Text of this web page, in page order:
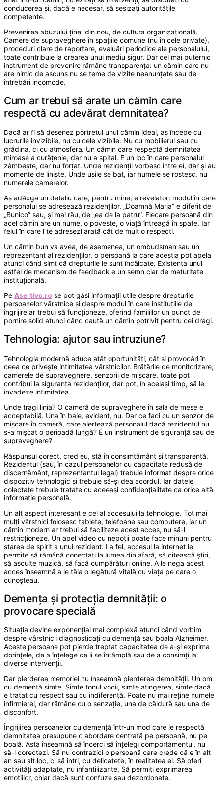
conducerea și, dacă e necesar, să sesizați autoritățile
competente.
Prevenirea abuzului ține, din nou, de cultura organizațională.
Camere de supraveghere în spațiile comune (nu în cele private),
proceduri clare de raportare, evaluări periodice ale personalului,
toate contribuie la crearea unui mediu sigur. Dar cel mai puternic
instrument de prevenire rămâne transparența: un cămin care nu
are nimic de ascuns nu se teme de vizite neanunțate sau de
întrebări incomode.
Cum ar trebui să arate un cămin care
respectă cu adevărat demnitatea?
Dacă ar fi să desenez portretul unui cămin ideal, aș începe cu
lucrurile invizibile, nu cu cele vizibile. Nu cu mobilierul sau cu
grădina, ci cu atmosfera. Un cămin care respectă demnitatea
miroase a curățenie, dar nu a spital. E un loc în care personalul
zâmbește, dar nu forțat. Unde rezidenții vorbesc între ei, dar și au
momente de liniște. Unde ușile se bat, iar numele se rostesc, nu
numerele camerelor.
Aș adăuga un detaliu care, pentru mine, e revelator: modul în care
personalul se adresează rezidenților. „Doamnă Maria” e diferit de
„Bunico” sau, și mai rău, de „ea de la patru”. Fiecare persoană din
acel cămin are un nume, o poveste, o viață întreagă în spate. Iar
felul în care i te adresezi arată cât de mult o respecti.
Un cămin bun va avea, de asemenea, un ombudsman sau un
reprezentant al rezidenților, o persoană la care aceștia pot apela
atunci când simt că drepturile le sunt încălcate. Existența unui
astfel de mecanism de feedback e un semn clar de maturitate
instituțională.
Pe Asertivo.ro se pot găsi informații utile despre drepturile
persoanelor vârstnice și despre modul în care instituțiile de
îngrijire ar trebui să funcționeze, oferind familiilor un punct de
pornire solid atunci când caută un cămin potrivit pentru cei dragi.
Tehnologia: ajutor sau intruziune?
Tehnologia modernă aduce atât oportunități, cât și provocări în
ceea ce privește intimitatea vârstnicilor. Brățările de monitorizare,
camerele de supraveghere, senzorii de mișcare, toate pot
contribui la siguranța rezidenților, dar pot, în același timp, să le
invadeze intimitatea.
Unde tragi linia? O cameră de supraveghere în sala de mese e
acceptabilă. Una în baie, evident, nu. Dar ce faci cu un senzor de
mișcare în cameră, care alertează personalul dacă rezidentul nu
s-a mișcat o perioadă lungă? E un instrument de siguranță sau de
supraveghere?
Răspunsul corect, cred eu, stă în consimțământ și transparență.
Rezidentul (sau, în cazul persoanelor cu capacitate redusă de
discernământ, reprezentantul legal) trebuie informat despre orice
dispozitiv tehnologic și trebuie să-și dea acordul. Iar datele
colectate trebuie tratate cu aceeași confidențialitate ca orice altă
informație personală.
Un alt aspect interesant e cel al accesului la tehnologie. Tot mai
mulți vârstnici folosesc tablete, telefoane sau computere, iar un
cămin modern ar trebui să faciliteze acest acces, nu să-l
restricționeze. Un apel video cu nepoții poate face minuni pentru
starea de spirit a unui rezident. La fel, accesul la internet le
permite să rămână conectați la lumea din afară, să citească știri,
să asculte muzică, să facă cumpărături online. A le nega acest
acces înseamnă a le tăia o legătură vitală cu viața pe care o
cunoșteau.
Demența și protecția demnității: o
provocare specială
Situația devine exponențial mai complexă atunci când vorbim
despre vârstnicii diagnosticați cu demență sau boala Alzheimer.
Aceste persoane pot pierde treptat capacitatea de a-și exprima
dorințele, de a înțelege ce li se întâmplă sau de a consimți la
diverse intervenții.
Dar pierderea memoriei nu înseamnă pierderea demnității. Un om
cu demență simte. Simte tonul vocii, simte atingerea, simte dacă
e tratat cu respect sau cu indiferență. Poate nu mai reține numele
infirmierei, dar rămâne cu o senzație, una de căldură sau una de
disconfort.
Îngrijirea persoanelor cu demență într-un mod care le respectă
demnitatea presupune o abordare centrată pe persoană, nu pe
boală. Asta înseamnă să încerci să înțelegi comportamentul, nu
să-l corectezi. Să nu contrazici o persoană care crede că e în alt
an sau alt loc, ci să intri, cu delicatețe, în realitatea ei. Să oferi
activități adaptate, nu infantilizante. Să permiți exprimarea
emoțiilor, chiar dacă sunt confuze sau dezordonate.